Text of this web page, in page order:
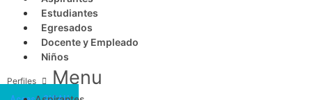
Estudiantes
Egresados
Docente y Empleado
Niños
Menu